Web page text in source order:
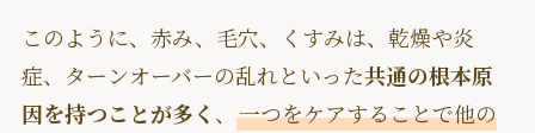
このように、赤み、毛穴、くすみは、乾燥や炎
症、ターンオーバーの乱れといった共通の根本原
因を持つことが多く 、 一つをケアすることで他の